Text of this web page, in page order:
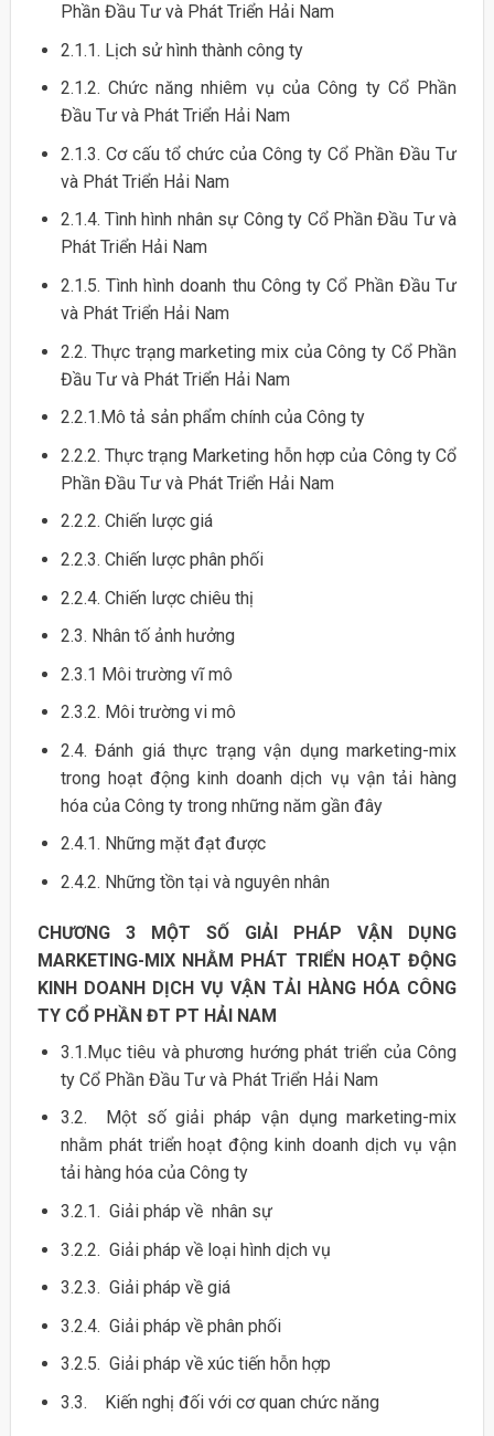
Phần Đầu Tư và Phát Triển Hải Nam
2.1.1. Lịch sử hình thành công ty
2.1.2. Chức năng nhiêm vụ của Công ty Cổ Phần
Đầu Tư và Phát Triển Hải Nam
2.1.3. Cơ cấu tổ chức của Công ty Cổ Phần Đầu Tư
và Phát Triển Hải Nam
2.1.4. Tình hình nhân sự Công ty Cổ Phần Đầu Tư và
Phát Triển Hải Nam
2.1.5. Tình hình doanh thu Công ty Cổ Phần Đầu Tư
và Phát Triển Hải Nam
2.2. Thực trạng marketing mix của Công ty Cổ Phần
Đầu Tư và Phát Triển Hải Nam
2.2.1.Mô tả sản phẩm chính của Công ty
2.2.2. Thực trạng Marketing hỗn hợp của Công ty Cổ
Phần Đầu Tư và Phát Triển Hải Nam
2.2.2. Chiến lược giá
2.2.3. Chiến lược phân phối
2.2.4. Chiến lược chiêu thị
2.3. Nhân tố ảnh hưởng
2.3.1 Môi trường vĩ mô
2.3.2. Môi trường vi mô
2.4. Đánh giá thực trạng vận dụng marketing-mix
trong hoạt động kinh doanh dịch vụ vận tải hàng
hóa của Công ty trong những năm gần đây
2.4.1. Những mặt đạt được
2.4.2. Những tồn tại và nguyên nhân
CHƯƠNG 3 MỘT SỐ GIẢI PHÁP VẬN DỤNG
MARKETING-MIX NHẰM PHÁT TRIỂN HOẠT ĐỘNG
KINH DOANH DỊCH VỤ VẬN TẢI HÀNG HÓA CÔNG
TY CỔ PHẦN ĐT PT HẢI NAM
3.1.Mục tiêu và phương hướng phát triển của Công
ty Cổ Phần Đầu Tư và Phát Triển Hải Nam
3.2. Một số giải pháp vận dụng marketing-mix
nhằm phát triển hoạt động kinh doanh dịch vụ vận
tải hàng hóa của Công ty
3.2.1. Giải pháp về nhân sự
3.2.2. Giải pháp về loại hình dịch vụ
3.2.3. Giải pháp về giá
3.2.4. Giải pháp về phân phối
3.2.5. Giải pháp về xúc tiến hỗn hợp
3.3. Kiến nghị đối với cơ quan chức năng